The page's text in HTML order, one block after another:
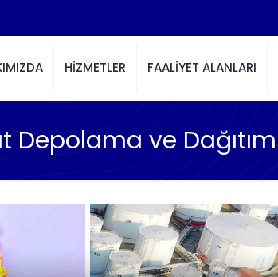
HİZMETLER FAALİYET ALANLARI
Depolama ve Dağıtım